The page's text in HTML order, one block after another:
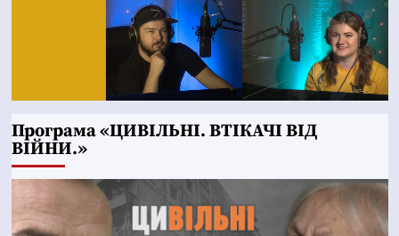
Програма «ЦИВІЛЬНІ. ВТІКАЧІ ВІД
ВІЙНИ.»